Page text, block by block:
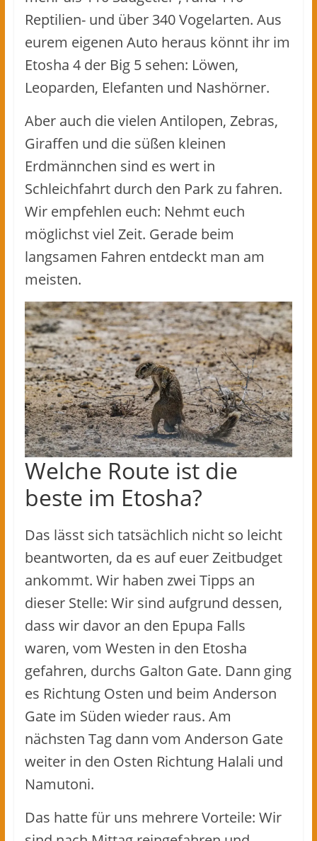
Reptilien- und über 340 Vogelarten. Aus
eurem eigenen Auto heraus könnt ihr im
Etosha 4 der Big 5 sehen: Löwen,
Leoparden, Elefanten und Nashörner.
Aber auch die vielen Antilopen, Zebras,
Giraffen und die süßen kleinen
Erdmännchen sind es wert in
Schleichfahrt durch den Park zu fahren.
Wir empfehlen euch: Nehmt euch
möglichst viel Zeit. Gerade beim
langsamen Fahren entdeckt man am
meisten.
Welche Route ist die
beste im Etosha?
Das lässt sich tatsächlich nicht so leicht
beantworten, da es auf euer Zeitbudget
ankommt. Wir haben zwei Tipps an
dieser Stelle: Wir sind aufgrund dessen,
dass wir davor an den Epupa Falls
waren, vom Westen in den Etosha
gefahren, durchs Galton Gate. Dann ging
es Richtung Osten und beim Anderson
Gate im Süden wieder raus. Am
nächsten Tag dann vom Anderson Gate
weiter in den Osten Richtung Halali und
Namutoni.
Das hatte für uns mehrere Vorteile: Wir